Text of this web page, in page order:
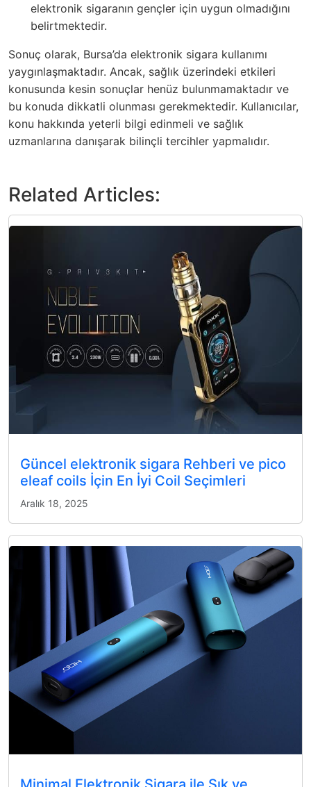
elektronik sigaranın gençler için uygun olmadığını
belirtmektedir.
Sonuç olarak, Bursa’da elektronik sigara kullanımı
yaygınlaşmaktadır. Ancak, sağlık üzerindeki etkileri
konusunda kesin sonuçlar henüz bulunmamaktadır ve
bu konuda dikkatli olunması gerekmektedir. Kullanıcılar,
konu hakkında yeterli bilgi edinmeli ve sağlık
uzmanlarına danışarak bilinçli tercihler yapmalıdır.
Related Articles:
Güncel elektronik sigara Rehberi ve pico
eleaf coils İçin En İyi Coil Seçimleri
Aralık 18, 2025